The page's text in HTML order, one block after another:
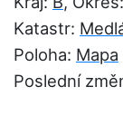
Katastr:
Poloha: Mapa
Poslední